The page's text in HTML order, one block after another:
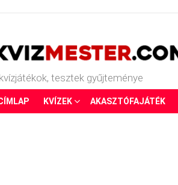
tesztek gyűjteménye
KVÍZEK AKASZTÓFAJÁTÉK